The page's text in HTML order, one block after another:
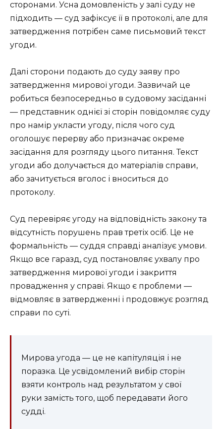
сторонами. Усна домовленість у залі суду не
підходить — суд зафіксує її в протоколі, але для
затвердження потрібен саме письмовий текст
угоди.
Далі сторони подають до суду заяву про
затвердження мирової угоди. Зазвичай це
робиться безпосередньо в судовому засіданні
— представник однієї зі сторін повідомляє суду
про намір укласти угоду, після чого суд
оголошує перерву або призначає окреме
засідання для розгляду цього питання. Текст
угоди або долучається до матеріалів справи,
або зачитується вголос і вноситься до
протоколу.
Суд перевіряє угоду на відповідність закону та
відсутність порушень прав третіх осіб. Це не
формальність — суддя справді аналізує умови.
Якщо все гаразд, суд постановляє ухвалу про
затвердження мирової угоди і закриття
провадження у справі. Якщо є проблеми —
відмовляє в затвердженні і продовжує розгляд
справи по суті.
Мирова угода — це не капітуляція і не
поразка. Це усвідомлений вибір сторін
взяти контроль над результатом у свої
руки замість того, щоб передавати його
судді.